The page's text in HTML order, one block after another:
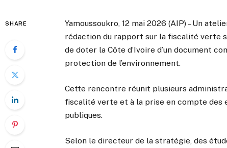
SHARE
Yamoussoukro, 12 mai 2026 (AIP) – Un
rédaction du rapport sur la fiscalité verte
de doter la Côte d’Ivoire d’un document
protection de l’environnement.
Cette rencontre réunit plusieurs
fiscalité verte et à la prise en compte des
publiques.
Selon le directeur de la stratégie, des